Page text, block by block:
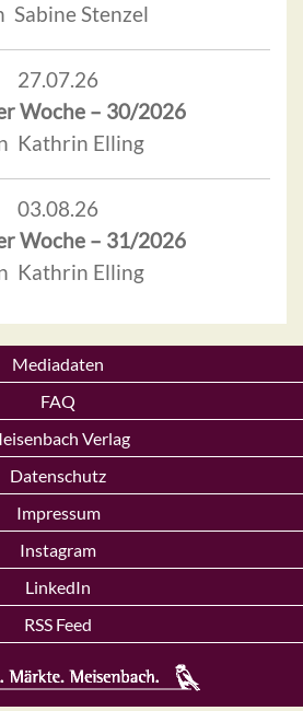
Sabine Stenzel
27.07.26
Woche – 30/2026
Kathrin Elling
03.08.26
Woche – 31/2026
Kathrin Elling
Mediadaten
FAQ
Verlag
Datenschutz
Impressum
Instagram
LinkedIn
RSS Feed